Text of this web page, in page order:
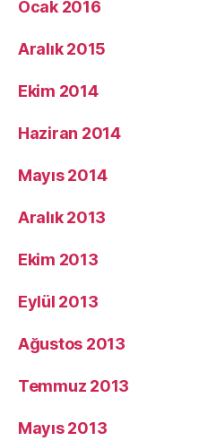
Ocak 2016
Aralık 2015
Ekim 2014
Haziran 2014
Mayıs 2014
Aralık 2013
Ekim 2013
Eylül 2013
Ağustos 2013
Temmuz 2013
Mayıs 2013